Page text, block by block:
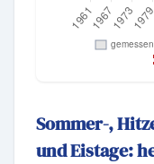
Sommer-,
und Eistage: